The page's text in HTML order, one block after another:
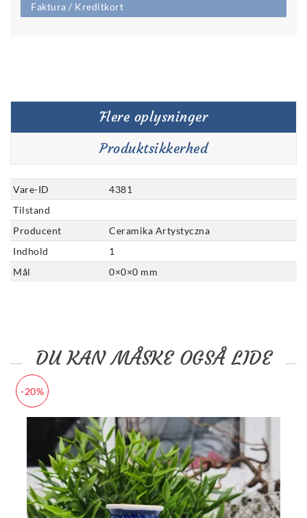
Faktura / Kreditkort
Flere oplysninger
Produktsikkerhed
Vare-ID
4381
Tilstand
Producent
Ceramika Artystyczna
Indhold
1
Mål
0×0×0 mm
DU KAN MÅSKE OGSÅ LIDE
-20%